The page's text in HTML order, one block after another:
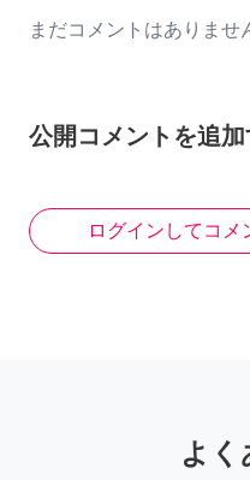
まだコメントはありませ
公開コメントを追加
ログインしてコメ
よく